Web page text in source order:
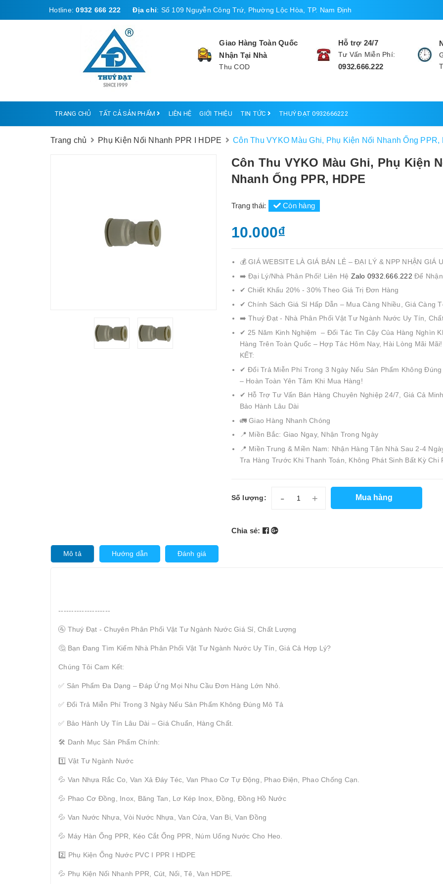
Hotline:0932 666 222 Địa chỉ: Số 109 Nguyễn Công Trứ, Phường Lộc Hòa, TP. Nam Định
Giao Hàng Toàn Quốc
Nhận Tại Nhà
Thu COD
Hỗ trợ 24/7
Tư Vấn Miễn Phí:
0932.666.222
TRANG CHỦ TẤT CẢ SẢN PHẨM LIÊN HỆ GIỚI THIỆU TIN TỨC THUÝ ĐẠT 0932666222
Trang chủ Phụ Kiện Nối Nhanh PPR I HDPE Côn Thu VYKO Màu Ghi, Phụ Kiện Nối Nhanh Ống PPR,
Côn Thu VYKO Màu Ghi, Phụ Kiện
Nhanh Ống PPR, HDPE
Trạng thái: Còn hàng
10.000₫
💰 GIÁ WEBSITE LÀ GIÁ BÁN LẺ – ĐẠI LÝ & NPP NHẬN GIÁ
➡️ Đại Lý/Nhà Phân Phối! Liên Hệ Zalo 0932.666.222Để
✔ Chiết Khấu 20% - 30% Theo Giá Trị Đơn Hàng
✔ Chính Sách Giá Sỉ Hấp Dẫn – Mua Càng Nhiều, Giá Càng
➡️ Thuý Đạt - Nhà Phân Phối Vật Tư Ngành Nước Uy Tín,
✔ 25 Năm Kinh Nghiệm – Đối Tác Tin Cậy Của Hàng Nghìn
Hàng Trên Toàn Quốc – Hợp Tác Hôm Nay, Hài Lòng Mãi Mãi!
KẾT:
✔ Đổi Trả Miễn Phí Trong 3 Ngày Nếu Sản Phẩm Không Đúng
– Hoàn Toàn Yên Tâm Khi Mua Hàng!
✔ Hỗ Trợ Tư Vấn Bán Hàng Chuyên Nghiệp 24/7, Giá Cả Minh
Bảo Hành Lâu Dài
🚛 Giao Hàng Nhanh Chóng
📍 Miền Bắc: Giao Ngay, Nhận Trong Ngày
📍 Miền Trung & Miền Nam: Nhận Hàng Tận Nhà Sau 2-4
Tra Hàng Trước Khi Thanh Toán, Không Phát Sinh Bất Kỳ Chi
Số lượng: - + Mua hàng
Chia sẻ:
Mô tả Hướng dẫn Đánh giá
--------------------
🚰 Thuý Đạt - Chuyên Phân Phối Vật Tư Ngành Nước Giá Sỉ, Chất Lượng
🤔 Bạn Đang Tìm Kiếm Nhà Phân Phối Vật Tư Ngành Nước Uy Tín, Giá Cả Hợp Lý?
Chúng Tôi Cam Kết:
✅ Sản Phẩm Đa Dạng – Đáp Ứng Mọi Nhu Cầu Đơn Hàng Lớn Nhỏ.
✅ Đổi Trả Miễn Phí Trong 3 Ngày Nếu Sản Phẩm Không Đúng Mô Tả
✅ Bảo Hành Uy Tín Lâu Dài – Giá Chuẩn, Hàng Chất.
🛠 Danh Mục Sản Phẩm Chính:
1️⃣ Vật Tư Ngành Nước
💦 Van Nhựa Rắc Co, Van Xả Đáy Téc, Van Phao Cơ Tự Động, Phao Điện, Phao Chống Cạn.
💦 Phao Cơ Đồng, Inox, Băng Tan, Lơ Kép Inox, Đồng, Đồng Hồ Nước
💦 Van Nước Nhựa, Vòi Nước Nhựa, Van Cửa, Van Bi, Van Đồng
💦 Máy Hàn Ống PPR, Kéo Cắt Ống PPR, Núm Uống Nước Cho Heo.
2️⃣ Phụ Kiện Ống Nước PVC I PPR I HDPE
💦 Phụ Kiện Nối Nhanh PPR, Cút, Nối, Tê, Van HDPE.